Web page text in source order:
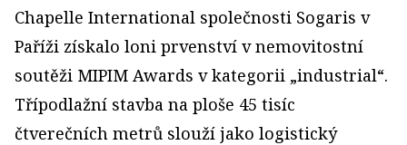
Chapelle International společnosti Sogaris v
Paříži získalo loni prvenství v nemovitostní
soutěži MIPIM Awards v kategorii „industrial“.
Třípodlažní stavba na ploše 45 tisíc
čtverečních metrů slouží jako logistický